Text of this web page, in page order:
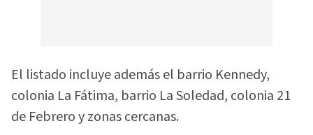
El listado incluye además el barrio Kennedy,
colonia La Fátima, barrio La Soledad, colonia 21
de Febrero y zonas cercanas.